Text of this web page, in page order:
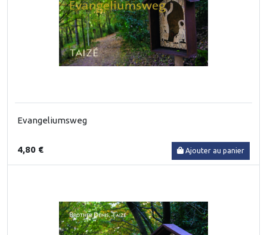
Evangeliumsweg
4,80 € Ajouter au panier